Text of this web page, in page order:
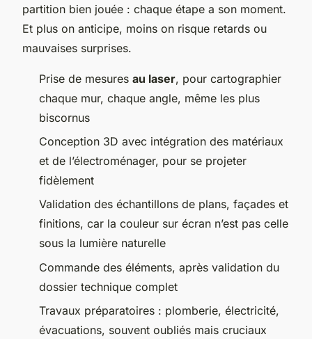
partition bien jouée : chaque étape a son moment.
Et plus on anticipe, moins on risque retards ou
mauvaises surprises.
Prise de mesures au laser, pour cartographier
chaque mur, chaque angle, même les plus
biscornus
Conception 3D avec intégration des matériaux
et de l’électroménager, pour se projeter
fidèlement
Validation des échantillons de plans, façades et
finitions, car la couleur sur écran n’est pas celle
sous la lumière naturelle
Commande des éléments, après validation du
dossier technique complet
Travaux préparatoires : plomberie, électricité,
évacuations, souvent oubliés mais cruciaux